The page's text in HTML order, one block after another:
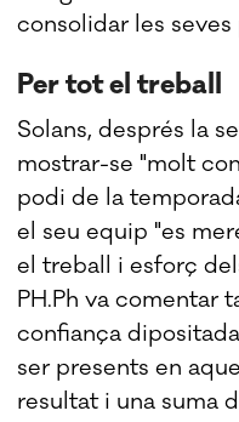
consolidar les
Per tot el treball
Solans, després la
mostrar-se "molt
podi de la
el seu equip "es
el treball i esforç
PH.Ph va comentar
confiança
ser presents en
resultat i una suma